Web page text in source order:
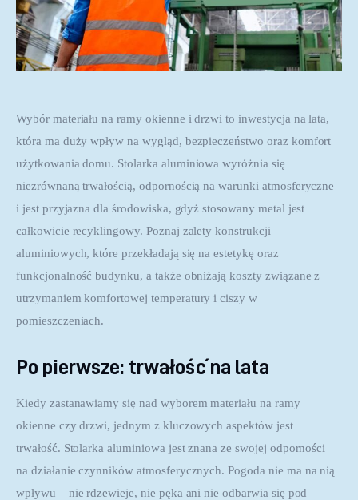
Wybór materiału na ramy okienne i drzwi to inwestycja na lata,
która ma duży wpływ na wygląd, bezpieczeństwo oraz komfort
użytkowania domu. Stolarka aluminiowa wyróżnia się
niezrównaną trwałością, odpornością na warunki atmosferyczne
i jest przyjazna dla środowiska, gdyż stosowany metal jest
całkowicie recyklingowy. Poznaj zalety konstrukcji
aluminiowych, które przekładają się na estetykę oraz
funkcjonalność budynku, a także obniżają koszty związane z
utrzymaniem komfortowej temperatury i ciszy w
pomieszczeniach.
Po pierwsze: trwałość na lata
Kiedy zastanawiamy się nad wyborem materiału na ramy
okienne czy drzwi, jednym z kluczowych aspektów jest
trwałość. Stolarka aluminiowa jest znana ze swojej odporności
na działanie czynników atmosferycznych. Pogoda nie ma na nią
wpływu – nie rdzewieje, nie pęka ani nie odbarwia się pod